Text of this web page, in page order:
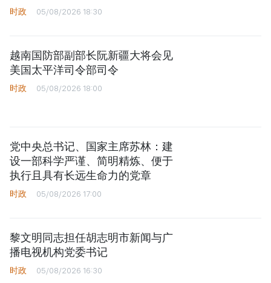
时政 05/08/2026 18:30
越南国防部副部长阮新疆大将会见
美国太平洋司令部司令
时政 05/08/2026 18:00
党中央总书记、国家主席苏林：建
设一部科学严谨、简明精炼、便于
执行且具有长远生命力的党章
时政 05/08/2026 17:00
黎文明同志担任胡志明市新闻与广
播电视机构党委书记
时政 05/08/2026 16:30